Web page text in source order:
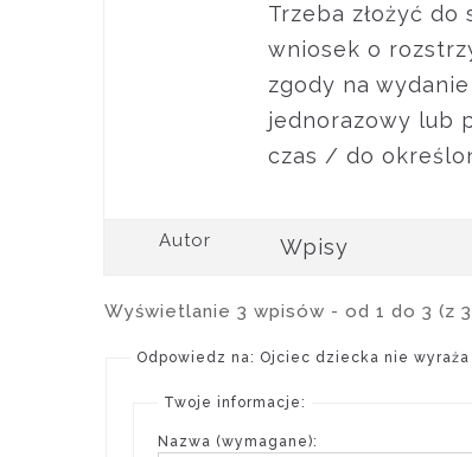
Trzeba złożyć
wniosek o
zgody na
jednorazowy lub
czas / do
Autor Wpisy
Wyświetlanie 3 wpisów - od 1 do 3 (z
Odpowiedz na: Ojciec dziecka nie
Twoje informacje:
Nazwa (wymagane):